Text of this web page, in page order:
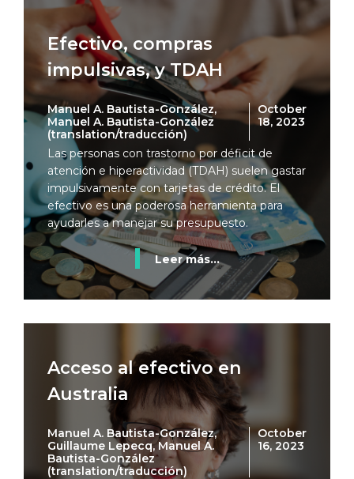
Efectivo, compras
impulsivas, y TDAH
Manuel A. Bautista-González,
Manuel A. Bautista-González
(translation/traducción)
October
18, 2023
Las personas con trastorno por déficit de
atención e hiperactividad (TDAH) suelen gastar
impulsivamente con tarjetas de crédito. El
efectivo es una poderosa herramienta para
ayudarles a manejar su presupuesto.
Leer más...
Acceso al efectivo en
Australia
Manuel A. Bautista-González,
Guillaume Lepecq, Manuel A.
Bautista-González
(translation/traducción)
October
16, 2023